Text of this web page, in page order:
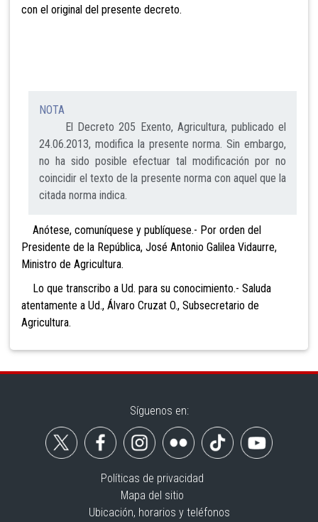
con el original del presente decreto.
NOTA
El Decreto 205 Exento, Agricultura, publicado el
24.06.2013, modifica la presente norma. Sin embargo,
no ha sido posible efectuar tal modificación por no
coincidir el texto de la presente norma con aquel que la
citada norma indica.
Anótese, comuníquese y publíquese.- Por orden del
Presidente de la República, José Antonio Galilea Vidaurre,
Ministro de Agricultura.
Lo que transcribo a Ud. para su conocimiento.- Saluda
atentamente a Ud., Álvaro Cruzat O., Subsecretario de
Agricultura.
Síguenos en:
Políticas de privacidad
Mapa del sitio
Ubicación, horarios y teléfonos